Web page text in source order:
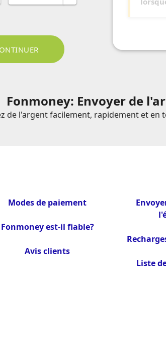
Fonmoney: Envoyer de
de l'argent facilement, rapidement et en
Modes de paiement
Fonmoney est-il fiable?
Avis clients
Liste